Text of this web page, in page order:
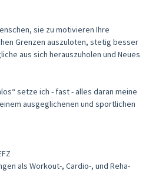
sie zu motivieren Ihre
Grenzen auszuloten, stetig besser
aus sich herauszuholen und Neues
setze ich - fast - alles daran meine
ausgeglichenen und sportlichen
als Workout-, Cardio-, und Reha-